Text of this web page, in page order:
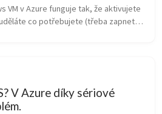
VM v Azure funguje tak, že aktivujete
co potřebujete (třeba zapnete
V Azure díky sériové